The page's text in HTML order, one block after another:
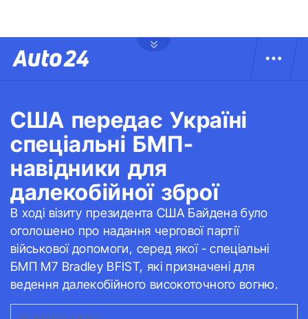
США передає Україні
спеціальні БМП-
навідники для
далекобійної зброї
В ході візиту президента США Байдена було
оголошено про надання чергової партії
військової допомоги, серед якої - спеціальні
БМП М7 ​Bradley ​BFIST, які призначені для
ведення далекобійного високоточного вогню.